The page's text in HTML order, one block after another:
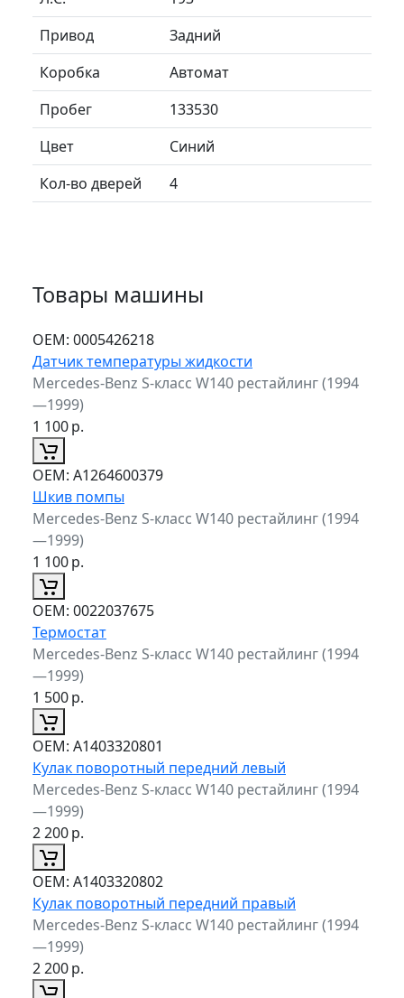
Привод
Задний
Коробка
Автомат
Пробег
133530
Цвет
Синий
Кол-во дверей
4
Товары машины
ОЕМ: 0005426218
Датчик температуры жидкости
Mercedes-Benz S-класс W140 рестайлинг (1994
—1999)
1 100р.
ОЕМ: A1264600379
Шкив помпы
Mercedes-Benz S-класс W140 рестайлинг (1994
—1999)
1 100р.
ОЕМ: 0022037675
Термостат
Mercedes-Benz S-класс W140 рестайлинг (1994
—1999)
1 500р.
ОЕМ: A1403320801
Кулак поворотный передний левый
Mercedes-Benz S-класс W140 рестайлинг (1994
—1999)
2 200р.
ОЕМ: A1403320802
Кулак поворотный передний правый
Mercedes-Benz S-класс W140 рестайлинг (1994
—1999)
2 200р.